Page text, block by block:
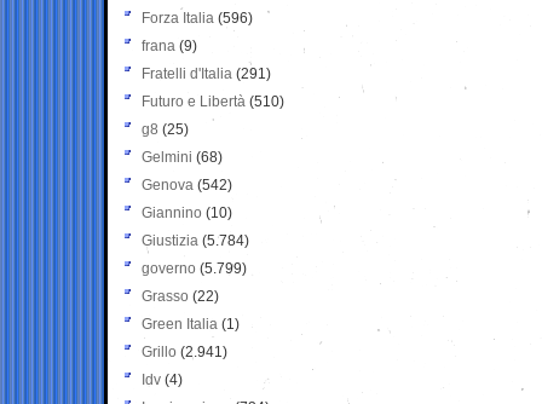
Forza Italia (596)
frana (9)
Fratelli d'Italia (291)
Futuro e Libertà (510)
g8 (25)
Gelmini (68)
Genova (542)
Giannino (10)
Giustizia (5.784)
governo (5.799)
Grasso (22)
Green Italia (1)
Grillo (2.941)
Idv (4)